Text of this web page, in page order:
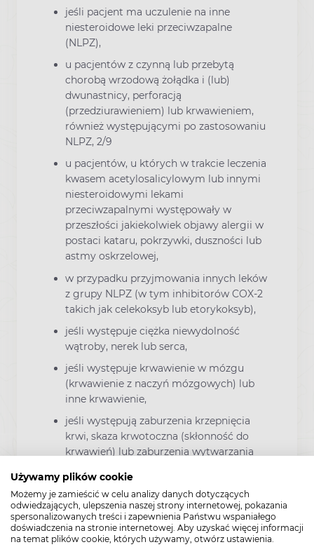
Używamy plików cookie
Możemy je zamieścić w celu analizy danych dotyczących
odwiedzających, ulepszenia naszej strony internetowej, pokazania
spersonalizowanych treści i zapewnienia Państwu wspaniałego
doświadczenia na stronie internetowej. Aby uzyskać więcej informacji
na temat plików cookie, których używamy, otwórz ustawienia.
jeśli pacjent ma uczulenie na inne
niesteroidowe leki przeciwzapalne
(NLPZ),
u pacjentów z czynną lub przebytą
chorobą wrzodową żołądka i (lub)
dwunastnicy, perforacją
(przedziurawieniem) lub krwawieniem,
również występującymi po zastosowaniu
NLPZ, 2/9
u pacjentów, u których w trakcie leczenia
kwasem acetylosalicylowym lub innymi
niesteroidowymi lekami
przeciwzapalnymi występowały w
przeszłości jakiekolwiek objawy alergii w
postaci kataru, pokrzywki, duszności lub
astmy oskrzelowej,
w przypadku przyjmowania innych leków
z grupy NLPZ (w tym inhibitorów COX-2
takich jak celekoksyb lub etorykoksyb),
jeśli występuje ciężka niewydolność
wątroby, nerek lub serca,
jeśli występuje krwawienie w mózgu
(krwawienie z naczyń mózgowych) lub
inne krwawienie,
jeśli występują zaburzenia krzepnięcia
krwi, skaza krwotoczna (skłonność do
krwawień) lub zaburzenia wytwarzania
Jeśli osoby dorosłe stosują ten lek, nie należy
przyjmować go w ostatnich 3 miesiącach
ciąży.